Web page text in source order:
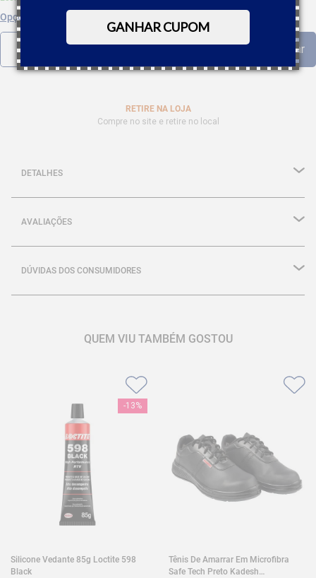
GANHAR CUPOM
Opções de parcelamento
RETIRE NA LOJA
Compre no site e retire no local
DETALHES
AVALIAÇÕES
DÚVIDAS DOS CONSUMIDORES
QUEM VIU TAMBÉM GOSTOU
-13%
Silicone Vedante 85g Loctite 598
Black
Tênis De Amarrar Em Microfibra
Safe Tech Preto Kadesh